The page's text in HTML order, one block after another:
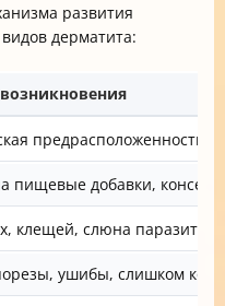
развития
дерматита:
пищевые добавки,
клещей, слюна паразитов
ушибы, слишком